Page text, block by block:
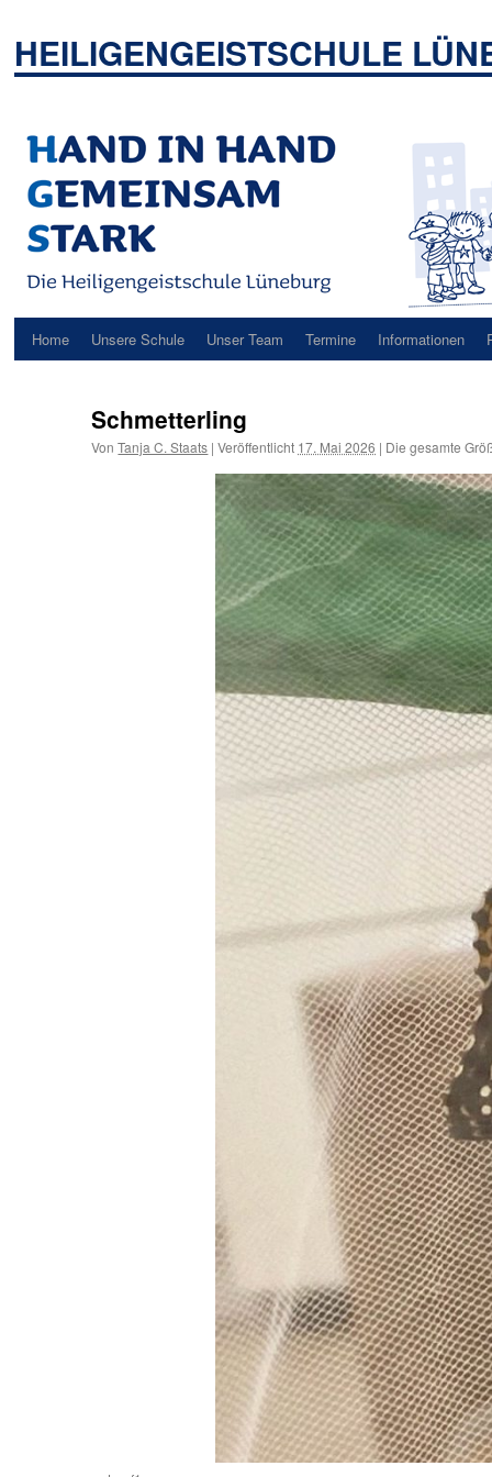
springen
HEILIGENGEISTSCHULE
Home Unsere Schule Unser Team Termine Informationen
Schmetterling
Von Tanja C. Staats | Veröffentlicht 17. Mai 2026 | Die gesamte